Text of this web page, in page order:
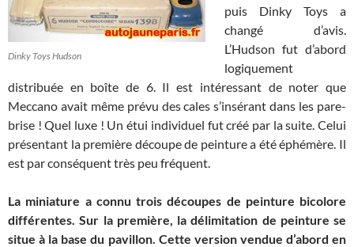
Dinky Toys Hudson
puis Dinky Toys a
changé d’avis.
L’Hudson fut d’abord
logiquement
distribuée en boîte de 6. Il est intéressant de noter que
Meccano avait même prévu des cales s’insérant dans les pare-
brise ! Quel luxe ! Un étui individuel fut créé par la suite. Celui
présentant la première découpe de peinture a été éphémère. Il
est par conséquent très peu fréquent.
La miniature a connu trois découpes de peinture bicolore
différentes. Sur la première, la délimitation de peinture se
situe à la base du pavillon. Cette version vendue d’abord en